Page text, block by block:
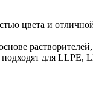
цвета и
для LLPE,